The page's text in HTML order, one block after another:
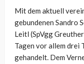
Mit dem aktuell
gebundenen Sandro
Leitl (SpVgg
Tagen vor allem drei
gehandelt. Dem